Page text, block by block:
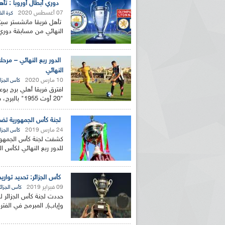
دوري أبطال أوروبا :
07 أغسطس 2020 كرة
تأهل فريقا مانشستر
النهائي من مسابقة
الدور ربع النهائي –
النهائي
10 مارس 2020 كأس
"20 أوت 1955" بالبرج، فيما فرض فريق وداد بوفاريك التعادل...
لجنة كأس الجمهورية
24 مارس 2019 كأس
كشفت لجنة كأس الجمهورية
للدور ربع النهائي لكأس
كأس الجزائر: تحديد
09 فبراير 2019 كأس
حددت لجنة كأس الجزائر
وإياب), المبرمج في الفترة الممتدة